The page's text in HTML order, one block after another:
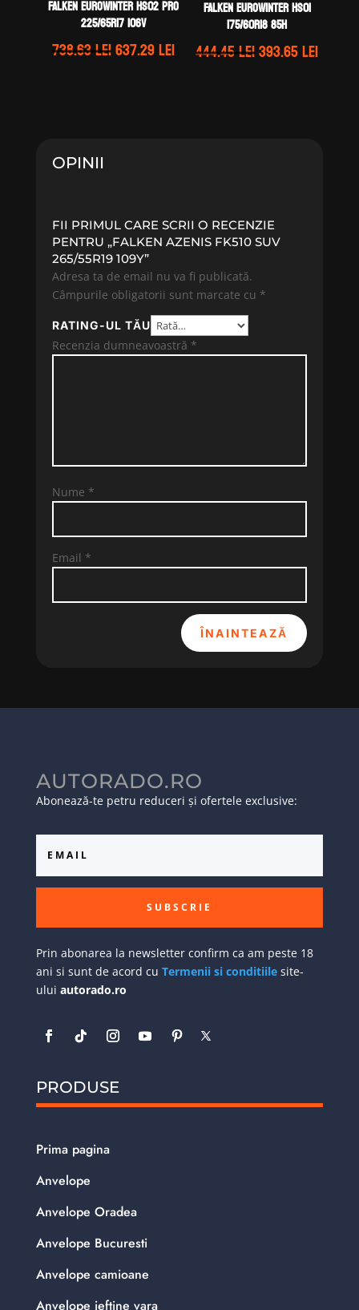
Falken EUROWINTER HS02 PRO
225/65R17 106V
738.63leiPrețul
637.29leiPrețul
Falken EUROWINTER HS01
175/60R18 85H
444.45leiPrețul
393.65leiPrețul
OPINII
FII PRIMUL CARE SCRII O RECENZIE
PENTRU „FALKEN AZENIS FK510 SUV
265/55R19 109Y”
Adresa ta de email nu va fi publicată.
Câmpurile obligatorii sunt marcate cu *
RATING-UL TĂU
Recenzia dumneavoastră *
Nume *
Email *
ÎNAINTEAZĂ
AUTORADO.RO
Abonează-te petru reduceri și ofertele exclusive:
SUBSCRIE
Prin abonarea la newsletter confirm ca am peste 18
ani si sunt de acord cu Termenii si conditiilesite-
ului autorado.ro
PRODUSE
Prima pagina
Anvelope
Anvelope Oradea
Anvelope Bucuresti
Anvelope camioane
Anvelope ieftine vara